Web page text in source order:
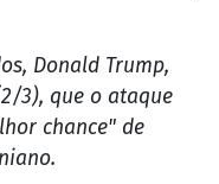
Donald Trump,
3), que o ataque
chance" de